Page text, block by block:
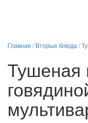
Главная /Вторые блюда /
Тушеная